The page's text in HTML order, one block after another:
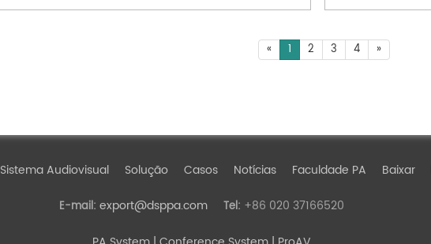
« 1 2 3 4 »
Sistema Audiovisual Solução Casos Notícias Faculdade PA Baixar
E-mail: export@dsppa.com Tel: +86 020 37166520